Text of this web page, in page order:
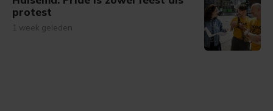
protest
1 week geleden